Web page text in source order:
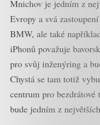
Mnichov je jedním z
Evropy a svá
BMW, ale také
iPhonů považuje
pro svůj inženýring a
Chystá se tam totiž
centrum pro
bude jedním z